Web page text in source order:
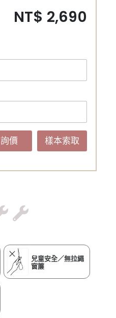
NT$ 2,690
詢價 樣本索取
兒童安全／無拉繩
窗簾